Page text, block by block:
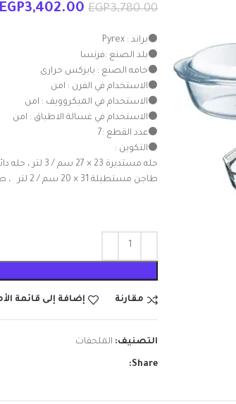
EGP3,780.00
EGP3,402.00
⚫براند : Pyrex
⚫بلد الصنع :فرنسا
⚫خامه الصنع : بايركس حرارى
⚫الاستخدام في الفرن : امن
⚫الاستخدام في الميكروويف : امن
⚫الاستخدام في غسالة الاطباق : امن
⚫عدد القطع :7
⚫التكوين :
طاجن مستطيلة 31 × 20 سم / 2 لتر ، طبق فلان 25 × 25 سم / 1.1 لتر
مقارنة إضافة إلى قائمة
التصنيف: الملحقات
Share: